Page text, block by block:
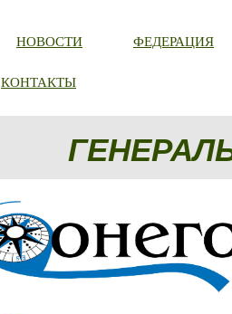
НОВОСТИ ФЕДЕРАЦИЯ
КОНТАКТЫ